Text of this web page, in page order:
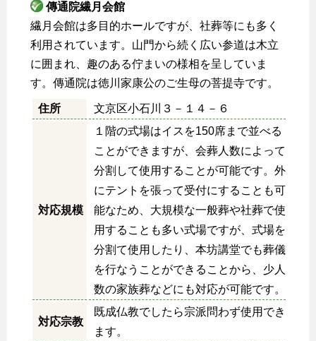
傳通院繊月会館
繊月会館は多目的ホールですが、社葬等にも多く
利用されています。山門から続く広い参道は木立
に囲まれ、趣のある佇まいの様相を呈していま
す。傳通院は徳川家康公のご生母の菩提寺です。
住所 文京区小石川３－１４－６
対応規模
１階の式場はイスを150席まで並べる
ことができますが、会葬人数によって
分割して使用することが可能です。外
にテントを張って受付にすることも可
能なため、大規模な一般葬や社葬で使
用することも多い式場ですが、式場を
分割て使用したり、本坊講堂でも葬儀
を行なうことができることから、少人
数の家族葬などにも対応が可能です。
対応宗教
既成仏教でしたら宗派問わず使用でき
ます。